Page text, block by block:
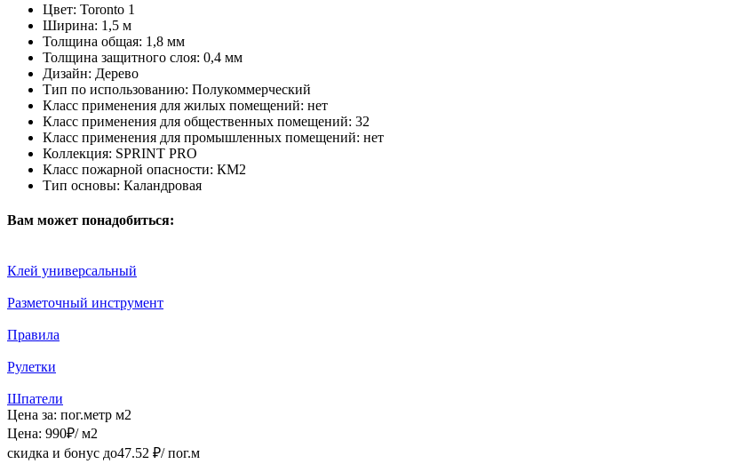
Цвет: Toronto 1
Ширина: 1,5 м
Толщина общая: 1,8 мм
Толщина защитного слоя: 0,4 мм
Дизайн: Дерево
Тип по использованию: Полукоммерческий
Класс применения для жилых помещений: нет
Класс применения для общественных помещений: 32
Класс применения для промышленных помещений: нет
Коллекция: SPRINT PRO
Класс пожарной опасности: КМ2
Тип основы: Каландровая
Вам может понадобиться:
Клей универсальный
Разметочный инструмент
Правила
Рулетки
Шпатели
Цена за: пог.метр м2
Цена: 990₽/ м2
скидка и бонус до47.52 ₽/ пог.м